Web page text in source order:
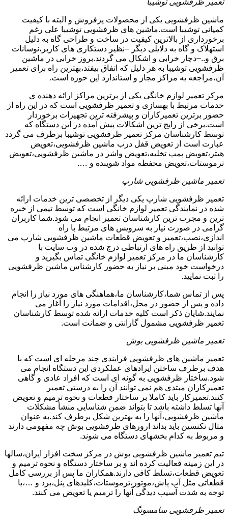
تعمیر ظرفشویی توشیبا
ماشین ظرفشویی یکی از محصولات پرفروش و البته با کیفیت
کمپانی توشیبا است.ماشین های ظرفشویی توشیبا علی رغم
برخورداری از بالاترین کیفیت در ساخت و طراحی گاه به دلیل
استهلاک و گاه به دلایلی دیگر –نظیر دستکاری های کاربر،نوسانات
برق و..–دچار خرابی و اشکال می گردند.بروز خرابی در ماشین
ظرفشویی توشیبا به هر دلیل که اتفاق بیفتد،بهترین راه برای تعمیر
آن،مراجعه به مراکز مجاز و استاندارد این حوزه است.
مرکز تعمیر لوازم خانگی یکی از برترین مراکز ارائه دهنده ی
خدمات مرتبط با بهسازی و تعمیر ظرفشویی است که در این راه از
حضور برترین تعمیرکاران و پیشرفته ترین تجهیزات برخوردار
است.برخی از رایج ترین اشکالات پیش آمده در این دستگاه که
توسط کارشناسان مرکز تعمیر ظرفشویی توشیبا برطرف می گردد
عبارت است از تعویض قفل درب ماشین ظرفشویی،تعویض
هیتر،تعویض پمپ تخلیه،تعویض واشر در ماشین ظرفشویی،تعویض
ترموستات،تعویض محفظه مواد شوینده و ….
تعمیر ماشین ظرفشویی شارپ
تعمیر ظرفشویی شارپ یکی دیگر از تخصصی ترین خدمات ارائه
شده در نمایندگی تعمیر لوازم خانگی است که توسط تیمی از خبره
ترین و مجرب ترین کارشناسان تعمیر انجام می شود.شما کاربران
گرامی در صورت نیاز به سرویس های مرتبط با راه
اندازی،نصب،تعمیر و تعویض قطعات ماشین ظرفشویی شارپ می
توانید از طریق راه های ارتباطی درج شده در وب سایت با
کارشناسان ما در مرکز تعمیر لوازم خانگی تماس بگیرید و
درخواست خود مبنی بر نیاز به حضور کارشناس ماشین ظرفشویی
را ثبت نمایید.
پس از تماس شما،کارشناسان ما،هماهنگی های مورد نیاز را انجام
داده و پس از حضور در محل،اقدامات مورد نیاز را آغاز می
نمایند.شایان ذکر است کلیه خدمات ارائه شده توسط کارشناسان
تعمیر ظرفشویی مشمول گارانتی و ضمانت است.
تعمیر ماشین ظرفشویی بوش
تعمیر ماشین های ظرفشویی فرایندی چند مرحله ای است که با
هدف برطرف ساختن ایرادهای عملکردی این دستگاه انجام می
شود.ساختار ظرفشویی به گونه ای است که افراد عادی و گاهی
تعمیرکاران مبتدی هم نمی توانند آن را به درستی تعمیر
کنند.تعمیرکار باید کاملا بر ساختار قطعات و نحوه ترمیم و تعویض
آنها تسلط داشته باشد تا بتواند ضمن شناسایی منشأ مشکلات
ماشین ظرفشویی،آنها را به بهترین شکل برطرف کند.به عنوان
مثال تکنسین باید بداند ارورهای ظرفشویی بوش چه مفهومی دارند
و مربوط به کدام بخشهای دستگاه می شوند.
تیم تعمیر ماشین ظرفشویی بوش در مرکز سخت افزار ایران،سالها
در این زمینه فعالیت کرده اند و بر ساختار دستگاه و نحوه ترمیم و
تعویض قطعات،تسلط کافی دارند.همکاران ما پس از بررسی کامل
قطعاتی مثل آب پاش،موتور،ترموستات،کلیدهای پنل،برد و …،با
توجه به شدت آسیب دیدگی آنها را ترمیم یا تعویض می کنند.
تعمیر ظرفشویی سامسونگ